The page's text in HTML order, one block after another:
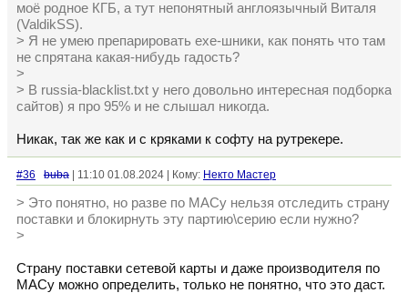
моё родное КГБ, а тут непонятный англоязычный Виталя
(ValdikSS).
> Я не умею препарировать exe-шники, как понять что там
не спрятана какая-нибудь гадость?
>
> В russia-blacklist.txt у него довольно интересная подборка
сайтов) я про 95% и не слышал никогда.
Никак, так же как и с кряками к софту на рутрекере.
#36 buba | 11:10 01.08.2024 | Кому: Некто Мастер
> Это понятно, но разве по MACу нельзя отследить страну
поставки и блокирнуть эту партию\серию если нужно?
>
Страну поставки сетевой карты и даже производителя по
MACу можно определить, только не понятно, что это даст.